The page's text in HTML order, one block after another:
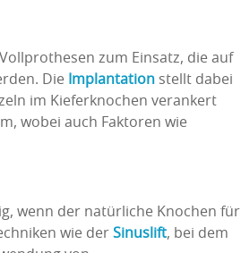
zum Einsatz, die auf
Die Implantation stellt dabei
im Kieferknochen verankert
wobei auch Faktoren wie
wenn der natürliche Knochen für
wie der Sinuslift, bei dem